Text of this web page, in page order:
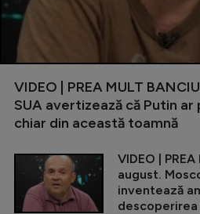
VIDEO | PREA MULT
SUA avertizează că Putin
chiar din această toamnă
VIDEO |
august.
inventează